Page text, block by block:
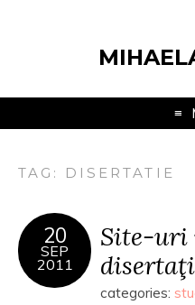
TAG: DISERTATIE
20
SEP
2011
Site-uri
categories: